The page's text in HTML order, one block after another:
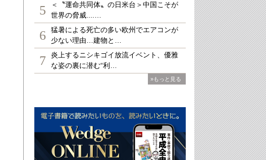
5
＜〝運命共同体〟の日米台＞中国こそが
世界の脅威....…
6
猛暑による死亡の多い欧州でエアコンが
少ない理由…建物と…
7
炎上するニシキゴイ放流イベント、優雅
な姿の裏に潜む“利…
»もっと見る